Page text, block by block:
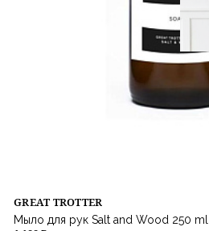
GREAT TROTTER
Мыло для рук Salt and Wood 250 ml